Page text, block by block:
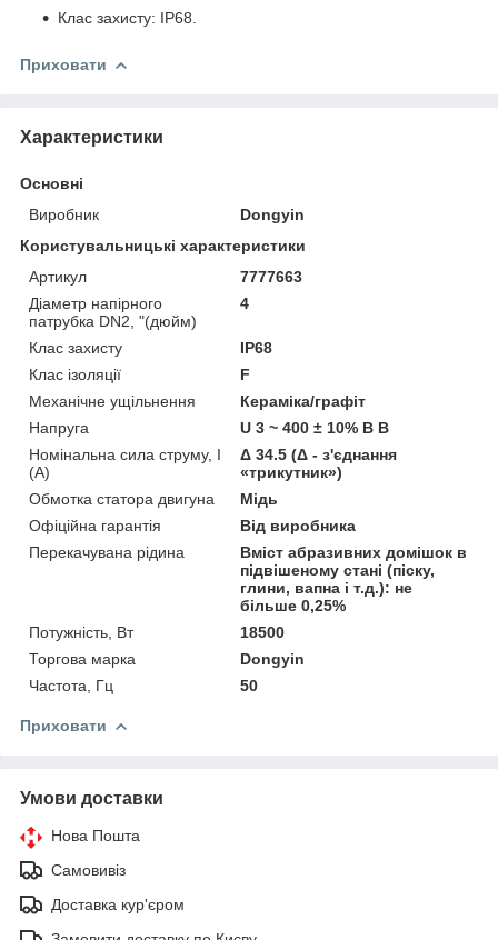
Клас захисту: IP68.
Приховати
Характеристики
Основні
Виробник
Dongyin
Користувальницькі характеристики
Артикул
7777663
Діаметр напірного
патрубка DN2, "(дюйм)
4
Клас захисту
IP68
Клас ізоляції
F
Механічне ущільнення
Кераміка/графіт
Напруга
U 3 ~ 400 ± 10% В В
Номінальна сила струму, I
(А)
Δ 34.5 (Δ - з'єднання
«трикутник»)
Обмотка статора двигуна
Мідь
Офіційна гарантія
Від виробника
Перекачувана рідина
Вміст абразивних домішок в
підвішеному стані (піску,
глини, вапна і т.д.): не
більше 0,25%
Потужність, Вт
18500
Торгова марка
Dongyin
Частота, Гц
50
Приховати
Умови доставки
Нова Пошта
Самовивіз
Доставка кур'єром